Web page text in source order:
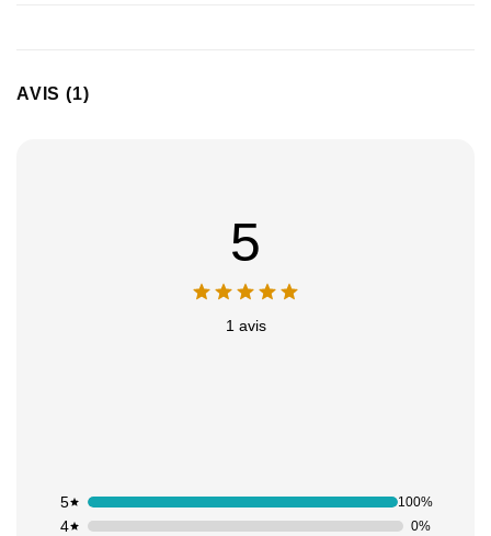
AVIS (1)
5
1 avis
4 0%
5 100%